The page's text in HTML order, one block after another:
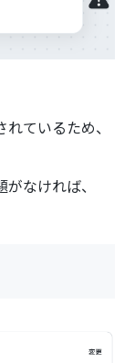
ているため、
なければ、